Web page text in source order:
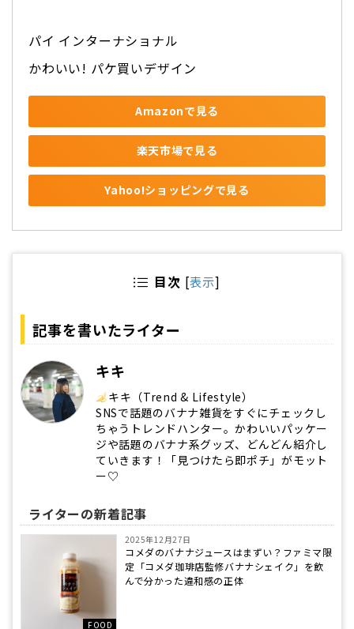
パイ インターナショナル
かわいい! パケ買いデザイン
Amazonで見る
楽天市場で見る
Yahoo!ショッピングで見る
目次 [表示]
記事を書いたライター
キキ
キキ（Trend & Lifestyle）
SNSで話題のバナナ雑貨をすぐにチェックし
ちゃうトレンドハンター。かわいいパッケー
ジや話題のバナナ系グッズ、どんどん紹介し
ていきます！「見つけたら即ポチ」がモット
ー♡
ライターの新着記事
FOOD
2025年12月27日
コメダのバナナジュースはまずい？ファミマ限
定「コメダ珈琲店監修バナナシェイク」を飲
んで分かった違和感の正体